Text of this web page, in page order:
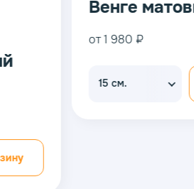
Венге матовый
В корзину